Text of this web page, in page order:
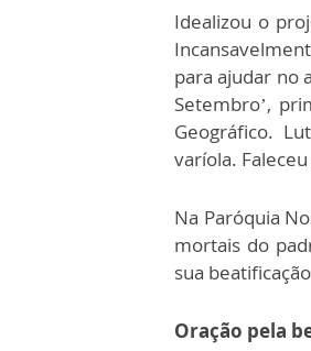
Idealizou o
para ajudar no
Setembro’,
Geográfico.
varíola.
Na Paróquia
mortais do
sua
Oração pela